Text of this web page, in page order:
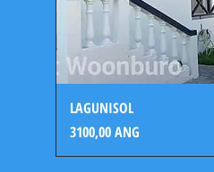
LAGUNISOL
Precio
3100,00 ANG